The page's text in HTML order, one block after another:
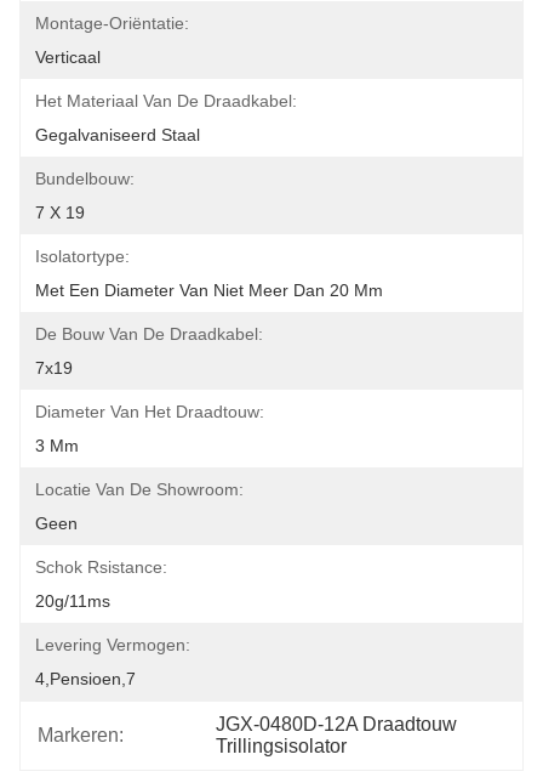
Montage-Oriëntatie:
Verticaal
Het Materiaal Van De Draadkabel:
Gegalvaniseerd Staal
Bundelbouw:
7 X 19
Isolatortype:
Met Een Diameter Van Niet Meer Dan 20 Mm
De Bouw Van De Draadkabel:
7x19
Diameter Van Het Draadtouw:
3 Mm
Locatie Van De Showroom:
Geen
Schok Rsistance:
20g/11ms
Levering Vermogen:
4,pensioen,7
Markeren:
JGX-0480D-12A Draadtouw
Trillingsisolator